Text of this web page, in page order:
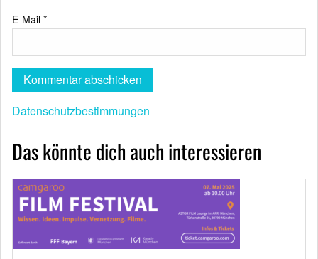
E-Mail *
Datenschutzbestimmungen
Das könnte dich auch interessieren